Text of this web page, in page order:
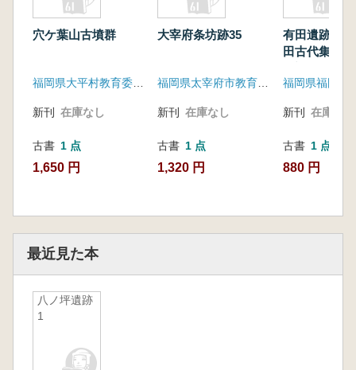
穴ケ葉山古墳群
新刊 在庫なし
古書 1 点
1,650 円
大宰府条坊跡35
新刊 在庫なし
古書 1 点
1,320 円
有田遺跡 福
田古代集落
新刊 在庫なし
古書 1 点
880 円
最近見た本
八ノ坪遺跡
1